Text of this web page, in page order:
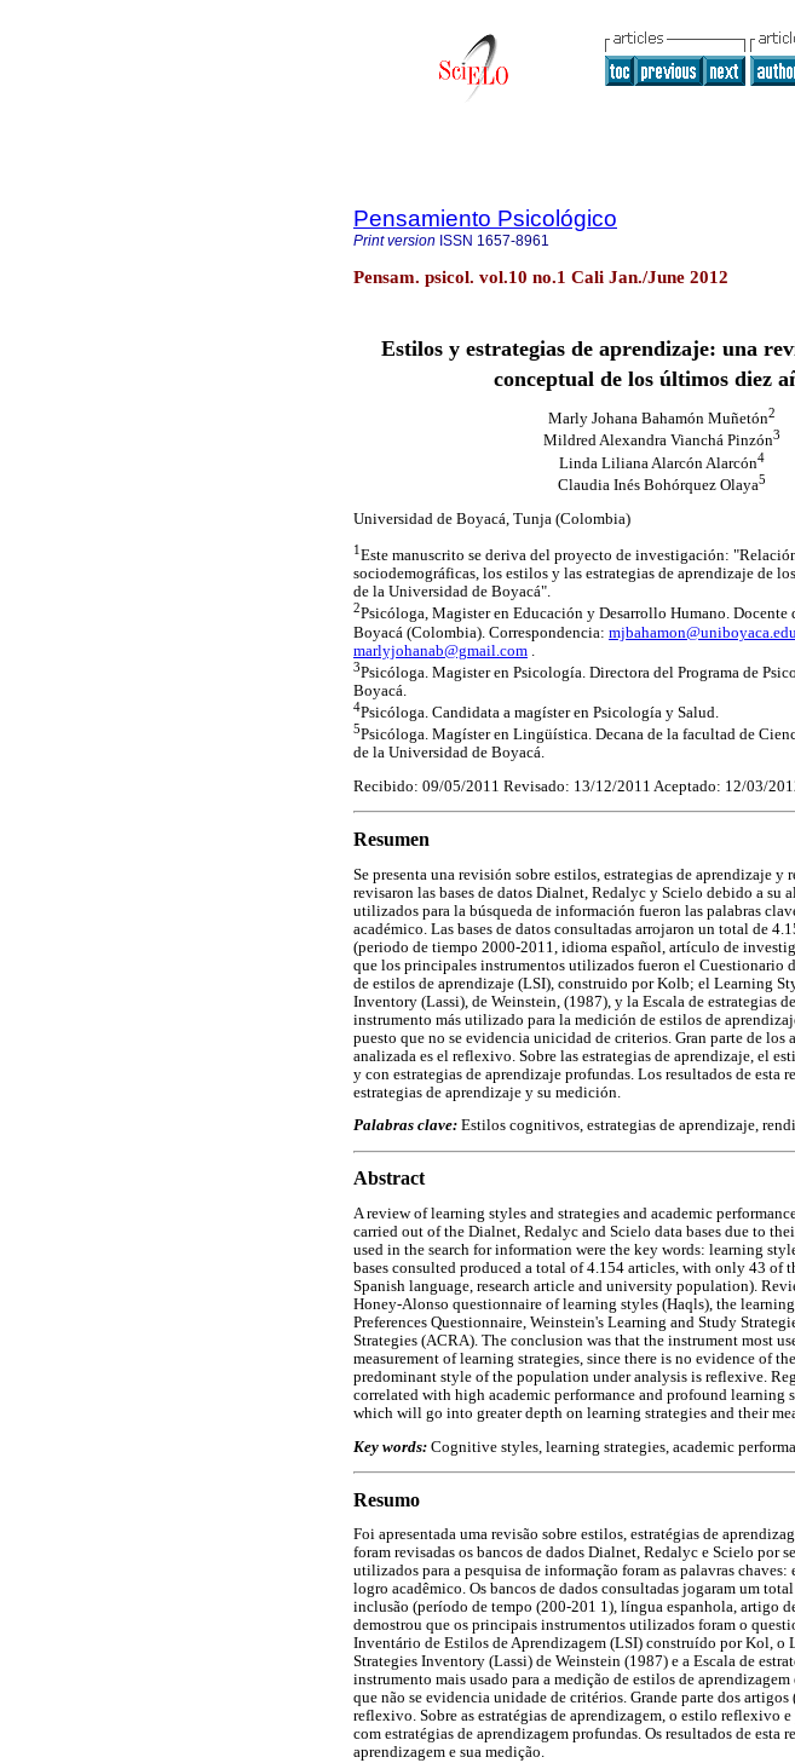
Pensamiento Psicológico
Print version ISSN 1657-8961
Pensam. psicol. vol.10 no.1 Cali Jan./June 2012
Estilos y estrategias de aprendizaje: una
conceptual de los últimos diez
Marly Johana Bahamón Muñetón2
Mildred Alexandra Vianchá Pinzón3
Linda Liliana Alarcón Alarcón4
Claudia Inés Bohórquez Olaya5
Universidad de Boyacá, Tunja (Colombia)
1 Este manuscrito se deriva del proyecto de investigación:
sociodemográficas, los estilos y las estrategias de aprendizaje de
de la Universidad de Boyacá".
2Psicóloga, Magister en Educación y Desarrollo Humano. Docente
Boyacá (Colombia). Correspondencia:
marlyjohanab@gmail.com
3Psicóloga. Magister en Psicología. Directora del Programa de
Boyacá.
4Psicóloga. Candidata a magíster en Psicología y Salud.
5Psicóloga. Magíster en Lingüística. Decana de la facultad de
de la Universidad de Boyacá.
Recibido: 09/05/2011 Revisado: 13/12/2011 Aceptado: 12/03/
Resumen
Se presenta una revisión sobre estilos, estrategias de aprendizaje
revisaron las bases de datos Dialnet, Redalyc y Scielo debido a
utilizados para la búsqueda de información fueron las palabras
académico. Las bases de datos consultadas arrojaron un total de
(periodo de tiempo 2000-2011, idioma español, artículo de
que los principales instrumentos utilizados fueron el Cuestionario
de estilos de aprendizaje (LSI), construido por Kolb; el Learning
Inventory (Lassi), de Weinstein, (1987), y la Escala de estrategias
instrumento más utilizado para la medición de estilos de
puesto que no se evidencia unicidad de criterios. Gran parte de
analizada es el reflexivo. Sobre las estrategias de aprendizaje, el
y con estrategias de aprendizaje profundas. Los resultados de
estrategias de aprendizaje y su medición.
Palabras clave: Estilos cognitivos, estrategias de aprendizaje,
Abstract
A review of learning styles and strategies and academic
carried out of the Dialnet, Redalyc and Scielo data bases due to
used in the search for information were the key words: learning
bases consulted produced a total of 4.154 articles, with only 43
Spanish language, research article and university population).
Honey-Alonso questionnaire of learning styles (Haqls), the
Preferences Questionnaire, Weinstein's Learning and Study
Strategies (ACRA). The conclusion was that the instrument most
measurement of learning strategies, since there is no evidence of
predominant style of the population under analysis is reflexive.
correlated with high academic performance and profound
which will go into greater depth on learning strategies and their
Key words: Cognitive styles, learning strategies, academic
Resumo
Foi apresentada uma revisão sobre estilos, estratégias de
foram revisadas os bancos de dados Dialnet, Redalyc e Scielo por
utilizados para a pesquisa de informação foram as palavras
logro acadêmico. Os bancos de dados consultadas jogaram um
inclusão (período de tempo (200-201 1), língua espanhola, artigo
demostrou que os principais instrumentos utilizados foram o
Inventário de Estilos de Aprendizagem (LSI) construído por Kol, o
Strategies Inventory (Lassi) de Weinstein (1987) e a Escala de
instrumento mais usado para a medição de estilos de
que não se evidencia unidade de critérios. Grande parte dos
reflexivo. Sobre as estratégias de aprendizagem, o estilo reflexivo
com estratégias de aprendizagem profundas. Os resultados de esta
aprendizagem e sua medição.